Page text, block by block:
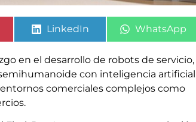
LinkedIn WhatsApp
en el desarrollo de robots de servicio,
con inteligencia artificial
comerciales complejos como